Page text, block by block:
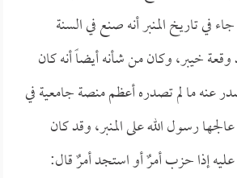
في تاريخ المنبر أنه صنع في السنة
وقعة خيبر، وكان من شأنه أيضاً أنه كان
عنه ما لم تصدره أعظم منصة جامعية في
رسول الله على المنبر، وقد كان
إذا حزب أمرٌ أو استجد أمرٌ قال: